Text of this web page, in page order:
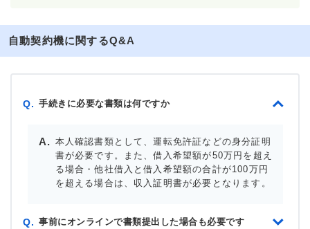
自動契約機に関するQ&A
Q. 手続きに必要な書類は何ですか
本人確認書類として、運転免許証などの身分証明
書が必要です。また、借入希望額が50万円を超え
る場合・他社借入と借入希望額の合計が100万円
を超える場合は、収入証明書が必要となります。
Q. 事前にオンラインで書類提出した場合も必要です